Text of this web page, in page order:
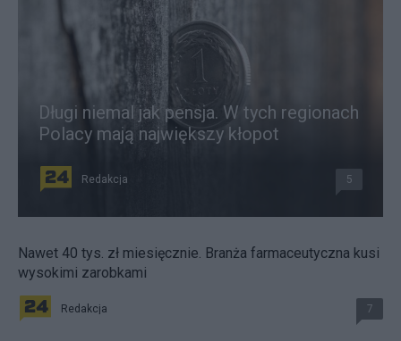
Długi niemal jak pensja. W tych regionach
Polacy mają największy kłopot
Redakcja 5
Nawet 40 tys. zł miesięcznie. Branża farmaceutyczna kusi
wysokimi zarobkami
Redakcja 7